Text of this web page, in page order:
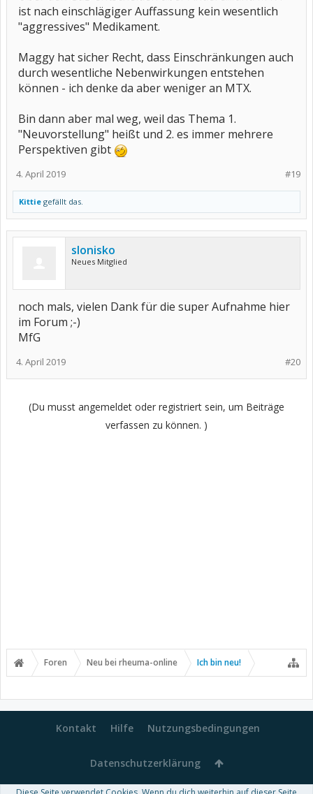
ist nach einschlägiger Auffassung kein wesentlich
"aggressives" Medikament.
Maggy hat sicher Recht, dass Einschränkungen auch
durch wesentliche Nebenwirkungen entstehen
können - ich denke da aber weniger an MTX.
Bin dann aber mal weg, weil das Thema 1.
"Neuvorstellung" heißt und 2. es immer mehrere
Perspektiven gibt
#19
4. April 2019
Kittie gefällt das.
slonisko
Neues Mitglied
noch mals, vielen Dank für die super Aufnahme hier
im Forum ;-)
MfG
#20
4. April 2019
(Du musst angemeldet oder registriert sein, um Beiträge
verfassen zu können. )
Foren Neu bei rheuma-online Ich bin neu!
Kontakt Hilfe Nutzungsbedingungen
Datenschutzerklärung